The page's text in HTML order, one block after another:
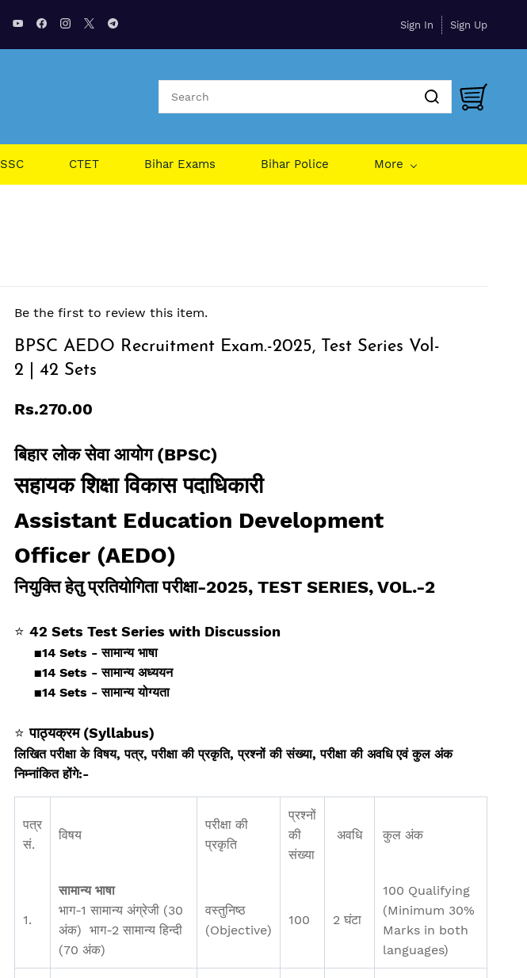
Sign In Sign Up
SSC CTET Bihar Exams Bihar Police More
Be the first to review this item.
BPSC AEDO Recruitment Exam.-2025, Test Series Vol-
2 | 42 Sets
Rs.270.00
बिहार लोक सेवा आयोग (BPSC)
सहायक शिक्षा विकास पदाधिकारी
Assistant Education Development
Officer (AEDO)
नियुक्ति हेतु प्रतियोगिता परीक्षा-2025, TEST SERIES, VOL.-2
⭐ 42 Sets Test Series with Discussion
▪️14 Sets - सामान्य भाषा
▪️14 Sets - सामान्य अध्ययन
▪️14 Sets - सामान्य योग्यता
⭐पाठ्यक्रम (Syllabus)
लिखित परीक्षा के विषय, पत्र, परीक्षा की प्रकृति, प्रश्नों की संख्या, परीक्षा की अवधि एवं कुल अंक
निम्नांकित होंगे:-
पत्र
सं.
विषय
परीक्षा की
प्रकृति
प्रश्नों
की
संख्या
अवधि कुल अंक
1.
सामान्य भाषा
भाग-1 सामान्य अंग्रेजी (30
अंक) भाग-2 सामान्य हिन्दी
(70 अंक)
वस्तुनिष्ठ
(Objective)
100 2 घंटा
100 Qualifying
(Minimum 30%
Marks in both
languages)